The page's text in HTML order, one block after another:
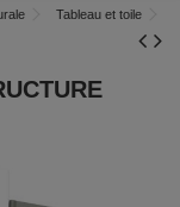
Tableau et toile